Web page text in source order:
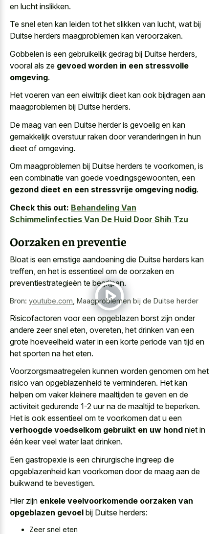
en lucht inslikken.
Te snel eten kan leiden tot het slikken van lucht, wat bij
Duitse herders maagproblemen kan veroorzaken.
Gobbelen is een gebruikelijk gedrag bij Duitse herders,
vooral als ze gevoed worden in een stressvolle
omgeving.
Het voeren van een eiwitrijk dieet kan ook bijdragen aan
maagproblemen bij Duitse herders.
De maag van een Duitse herder is gevoelig en kan
gemakkelijk overstuur raken door veranderingen in hun
dieet of omgeving.
Om maagproblemen bij Duitse herders te voorkomen, is
een combinatie van goede voedingsgewoonten, een
gezond dieet en een stressvrije omgeving nodig.
Check this out: Behandeling Van
Schimmelinfecties Van De Huid Door Shih Tzu
Oorzaken en preventie
Bloat is een ernstige aandoening die Duitse herders kan
treffen, en het is essentieel om de oorzaken en
preventiestrategieën te begrijpen.
Bron: youtube.com Maagproblemen bij de Duitse herder
Risicofactoren voor een opgeblazen borst zijn onder
andere zeer snel eten, overeten, het drinken van een
grote hoeveelheid water in een korte periode van tijd en
het sporten na het eten.
Voorzorgsmaatregelen kunnen worden genomen om het
risico van opgeblazenheid te verminderen. Het kan
helpen om vaker kleinere maaltijden te geven en de
activiteit gedurende 1-2 uur na de maaltijd te beperken.
Het is ook essentieel om te voorkomen dat u een
verhoogde voedselkom gebruikt en uw hond niet in
één keer veel water laat drinken.
Een gastropexie is een chirurgische ingreep die
opgeblazenheid kan voorkomen door de maag aan de
buikwand te bevestigen.
Hier zijn enkele veelvoorkomende oorzaken van
opgeblazen gevoel bij Duitse herders:
Zeer snel eten